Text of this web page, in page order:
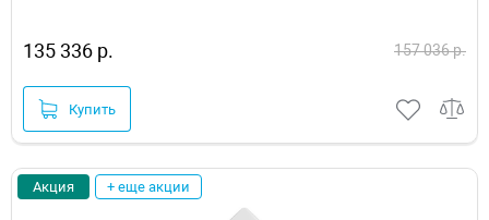
135 336 р. 157 036 р.
Купить
Акция + еще акции